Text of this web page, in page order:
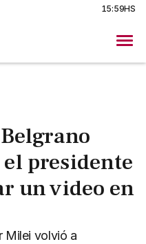
15:59HS
presidente
un video en
Milei volvió a